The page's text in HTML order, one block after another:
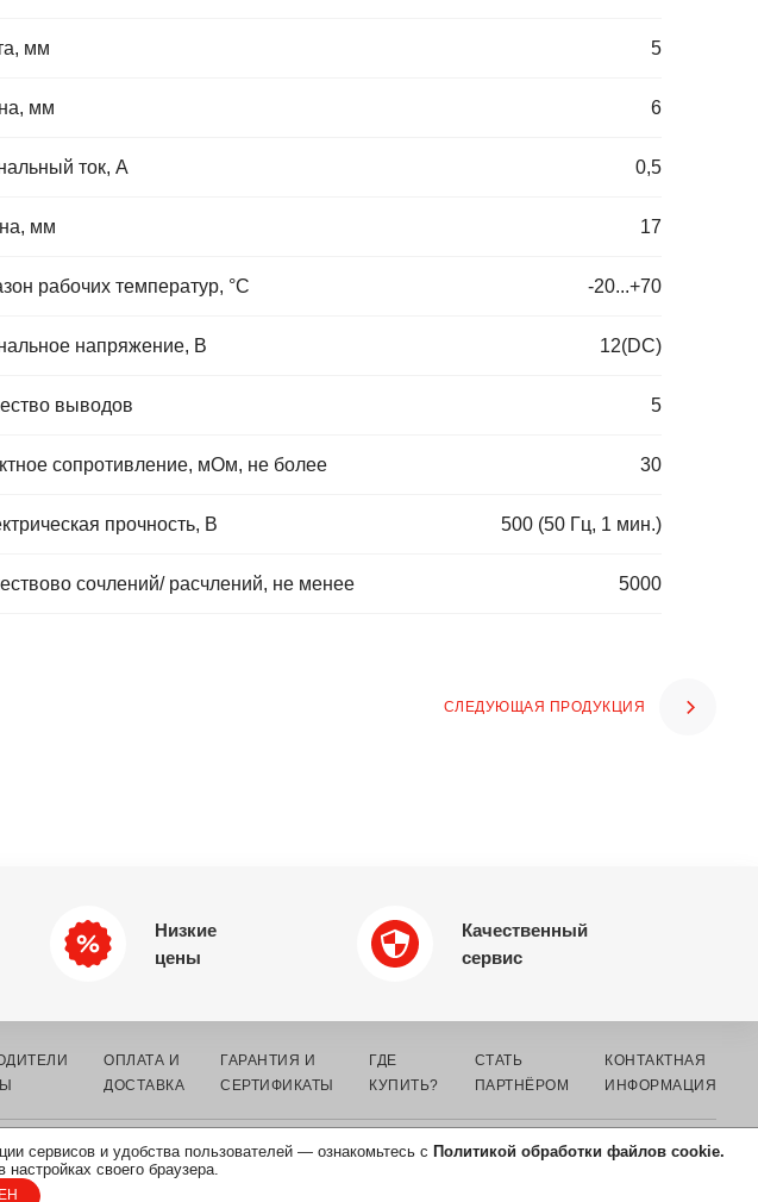
мм 5
мм 6
ток, А 0,5
мм 17
рабочих температур, °C -20...+70
напряжение, В 12(DC)
выводов 5
сопротивление, мОм, не более 30
прочность, В 500 (50 Гц, 1 мин.)
сочлений/ расчлений, не менее 5000
СЛЕДУЮЩАЯ ПРОДУКЦИЯ
Низкие
цены
Качественный
сервис
сервисов и удобства пользователей — ознакомьтесь с Политикой обработки файлов cookie.
своего браузера.
ОПЛАТА И
ДОСТАВКА
ГАРАНТИЯ И
СЕРТИФИКАТЫ
ГДЕ
КУПИТЬ?
СТАТЬ
ПАРТНЁРОМ
КОНТАКТНАЯ
ИНФОРМАЦИЯ
ОБРАБОТКИ
ДАННЫХ